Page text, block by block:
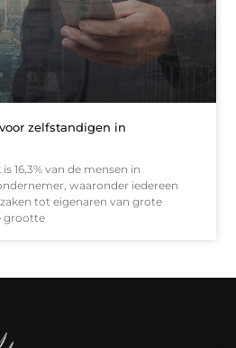
zelfstandigen in
16,3% van de mensen in
waaronder iedereen
tot eigenaren van grote
grootte